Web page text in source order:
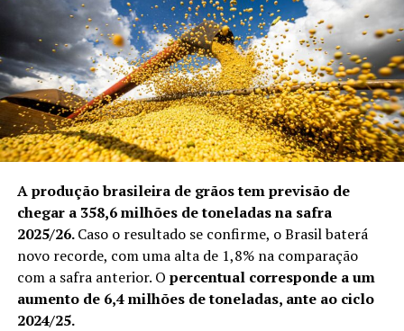
A produção brasileira de grãos tem previsão de
chegar a 358,6 milhões de toneladas na safra
2025/26.Caso o resultado se confirme, o Brasil baterá
novo recorde, com uma alta de 1,8% na comparação
com a safra anterior. O percentual corresponde a um
aumento de 6,4 milhões de toneladas, ante ao ciclo
2024/25.